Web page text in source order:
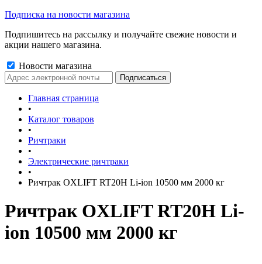
Подписка на новости магазина
Подпишитесь на рассылку и получайте свежие новости и
акции нашего магазина.
Новости магазина
Главная страница
•
Каталог товаров
•
Ричтраки
•
Электрические ричтраки
•
Ричтрак OXLIFT RT20H Li-ion 10500 мм 2000 кг
Ричтрак OXLIFT RT20H Li-
ion 10500 мм 2000 кг